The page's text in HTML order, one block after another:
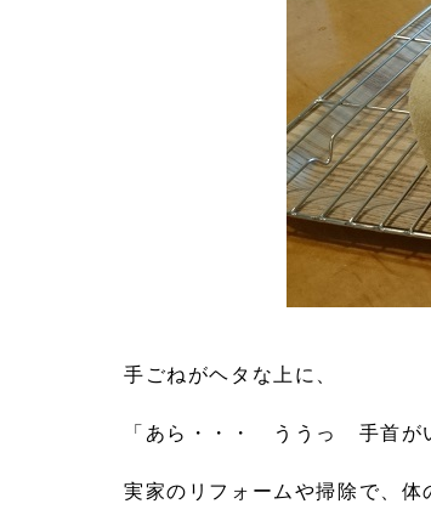
手ごねがヘタな上に、
「あら・・・ ううっ 手首が
実家のリフォームや掃除で、体